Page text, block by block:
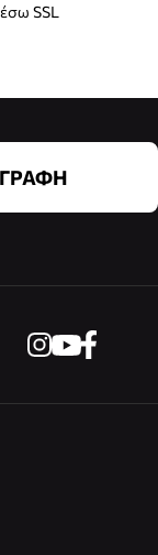
SSL